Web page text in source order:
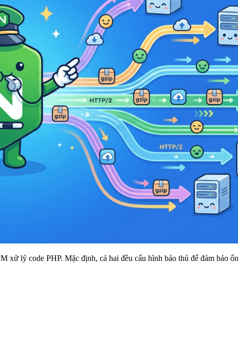
xử lý code PHP. Mặc định, cả hai đều cấu hình bảo thủ để đảm bảo